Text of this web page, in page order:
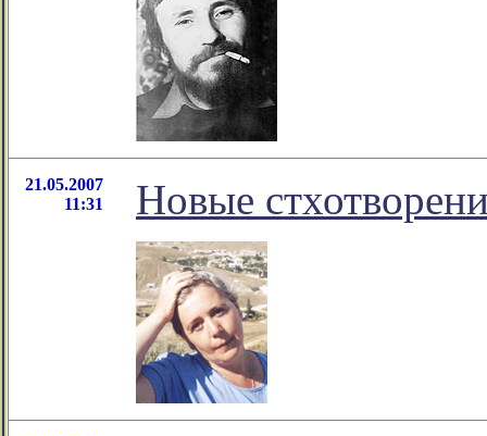
21.05.2007
11:31
Новые